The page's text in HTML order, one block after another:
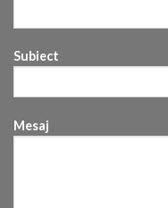
Subiect
Mesaj